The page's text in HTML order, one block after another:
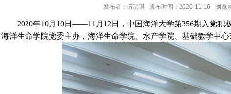
发布者：伍玥琪 发布时间：2020-11-16 浏览
2020年10月 10日——11 月 12 日，中国海洋大学第356期入党积
海洋生命学院党委主办，海洋生命学院、水产学院、基础教学中